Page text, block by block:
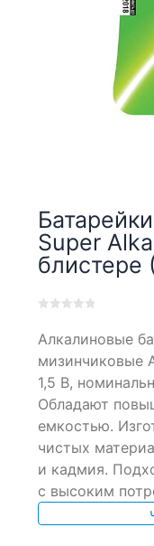
Super
блистере
out
on
customer
ratings
Алкалиновые
мизинчиковые
1,5 В,
Обладают
емкостью.
чистых
и кадмия.
с высоким